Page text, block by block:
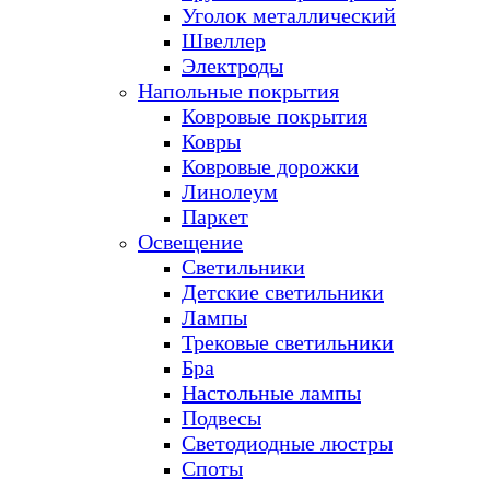
Уголок металлический
Швеллер
Электроды
Напольные покрытия
Ковровые покрытия
Ковры
Ковровые дорожки
Линолеум
Паркет
Освещение
Светильники
Детские светильники
Лампы
Трековые светильники
Бра
Настольные лампы
Подвесы
Светодиодные люстры
Споты